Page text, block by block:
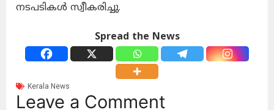
നടപടികൾ സ്വീകരിച്ചു.
Spread the News
Kerala News
Leave a Comment